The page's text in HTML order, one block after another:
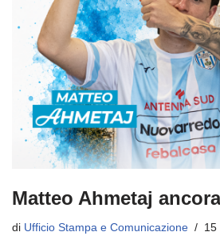
Matteo Ahmetaj
di Ufficio Stampa e Comunicazione 15